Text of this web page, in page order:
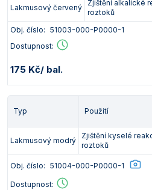
Lakmusový červený
Zjištění alkalické
roztoků
Obj. číslo: 51003-000-P0000-1
Dostupnost:
175 Kč/ bal.
Typ Použití
Lakmusový modrý
Zjištění kyselé
roztoků
Obj. číslo: 51004-000-P0000-1
Dostupnost: